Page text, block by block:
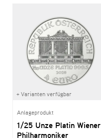
+ Varianten verfügbar
Anlageprodukt
1/25 Unze Platin Wiener
Philharmoniker